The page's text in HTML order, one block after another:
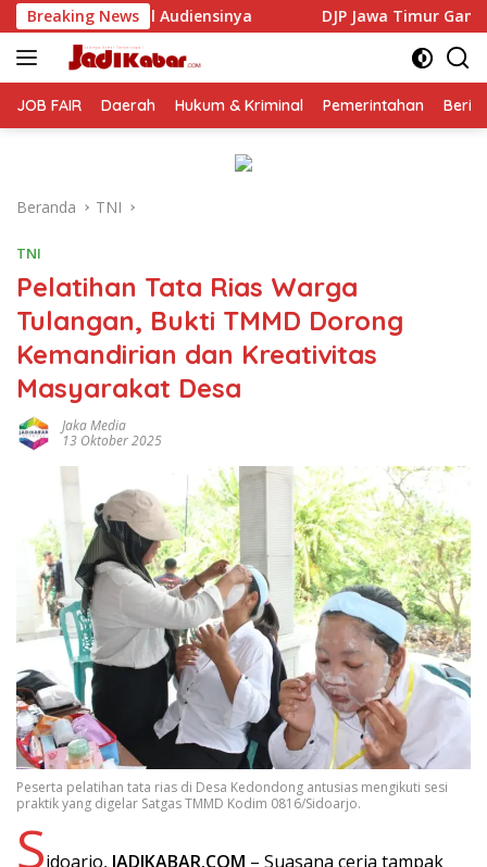
Langsung
ke
konten
Breaking NewsDJP Jawa Timur Gandeng GP Ansor Tingkatkan
JOB FAIR Daerah Hukum & Kriminal Pemerintahan
Beranda TNI
TNI
Pelatihan Tata Rias Warga
Tulangan, Bukti TMMD Dorong
Kemandirian dan Kreativitas
Masyarakat Desa
Jaka Media
13 Oktober 2025
Peserta pelatihan tata rias di Desa Kedondong antusias mengikuti sesi
praktik yang digelar Satgas TMMD Kodim 0816/Sidoarjo.
Sidoarjo, JADIKABAR.COM – Suasana ceria tampak